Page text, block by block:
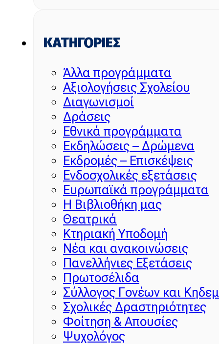
KΑΤΗΓΟΡΊΕΣ
Άλλα προγράμματα
Αξιολογήσεις Σχολείου
Διαγωνισμοί
Δράσεις
Εθνικά προγράμματα
Εκδηλώσεις – Δρώμενα
Εκδρομές – Επισκέψεις
Ενδοσχολικές εξετάσεις
Ευρωπαϊκά προγράμματα
Η Βιβλιοθήκη μας
Θεατρικά
Κτηριακή Υποδομή
Νέα και ανακοινώσεις
Πανελλήνιες Εξετάσεις
Πρωτοσέλιδα
Σύλλογος Γονέων και
Σχολικές Δραστηριότητες
Φοίτηση & Απουσίες
Ψυχολόγος